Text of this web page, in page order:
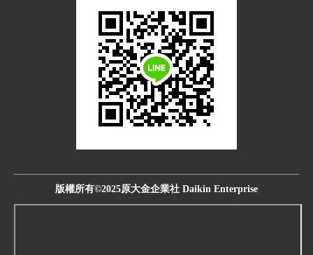
版權所有©2025原大金企業社 Daikin Enterprise